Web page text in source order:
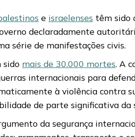
e israelenses têm sido
declaradamente
série de manifestações civis.
sido mais de 30.000 mortes. A
internacionais para
à violência contra
de parte significativa da
da segurança